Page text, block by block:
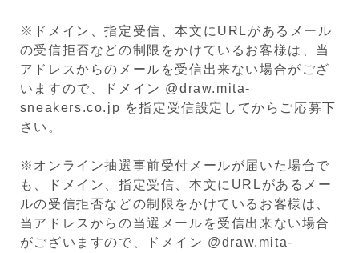
※ドメイン、指定受信、本文にURLがあるメール
の受信拒否などの制限をかけているお客様は、当
アドレスからのメールを受信出来ない場合がござ
いますので、ドメイン @draw.mita-
sneakers.co.jp を指定受信設定してからご応募下
さい。
※オンライン抽選事前受付メールが届いた場合で
も、ドメイン、指定受信、本文にURLがあるメー
ルの受信拒否などの制限をかけているお客様は、
当アドレスからの当選メールを受信出来ない場合
がございますので、ドメイン @draw.mita-